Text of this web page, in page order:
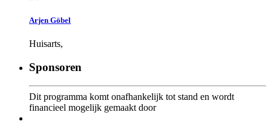
Arjen Göbel
Huisarts,
Sponsoren
Dit programma komt onafhankelijk tot stand en wordt
financieel mogelijk gemaakt door